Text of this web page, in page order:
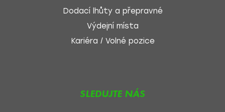
Dodací lhůty a přepravné
Výdejní místa
Kariéra / Volné pozice
SLEDUJTE NÁS